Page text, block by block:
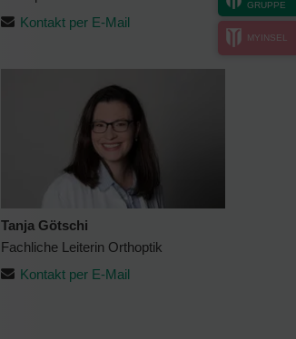
GRUPPE
MYINSEL
Kontakt per E-Mail
Tanja Götschi
Fachliche Leiterin Orthoptik
Kontakt per E-Mail